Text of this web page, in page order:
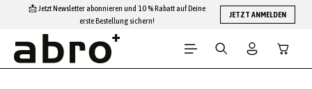
Zum Hauptinhalt springen
📩 Jetzt Newsletter abonnieren und 10 % Rabatt auf Deine
erste Bestellung sichern!
JETZT ANMELDEN